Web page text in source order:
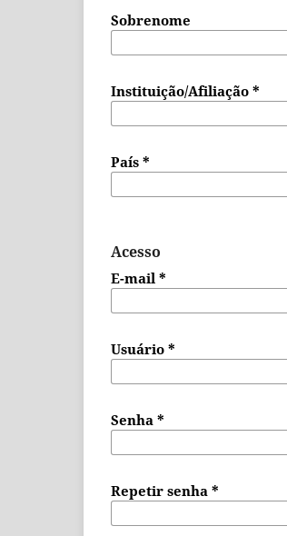
Sobrenome
Instituição/Afiliação*
País*
Acesso
E-mail*
Usuário*
Senha*
Repetir senha*